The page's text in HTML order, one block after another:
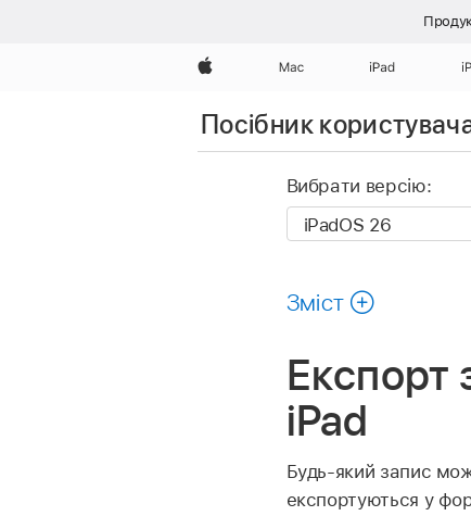
Apple Mac iPad
Посібник
Вибрати версію:
Зміст
Експорт
iPad
Будь-який запис
експортуються у